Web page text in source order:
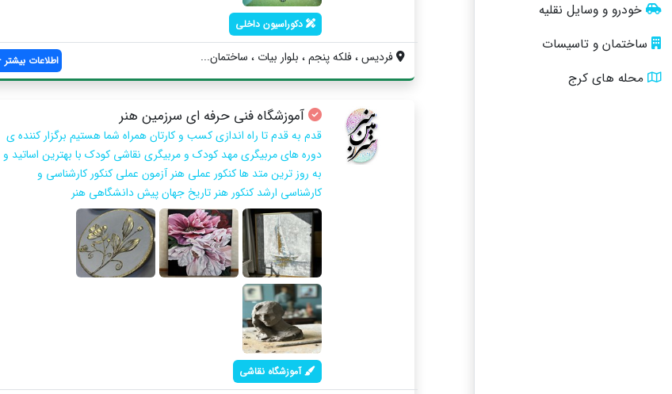
خودرو و وسایل نقلیه
ساختمان و تاسیسات
محله های کرج
دکوراسیون داخلی
فردیس ، فلکه پنجم ، بلوار بیات ، ساختمان... اطلاعات بیشتر
آموزشگاه فنی حرفه ای سرزمین هنر
قدم به قدم تا راه اندازی کسب و کارتان همراه شما هستیم برگزار کننده ی
دوره های مربیگری مهد کودک و مربیگری نقاشی کودک با بهترین اساتید و
به روز ترین متد ها کنکور عملی هنر آزمون عملی کنکور کارشناسی و
کارشناسی ارشد کنکور هنر تاریخ جهان پیش دانشگاهی هنر
آموزشگاه نقاشی